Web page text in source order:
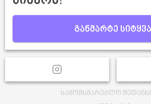
განმარტე სიტყვა
სამომხმარებლო